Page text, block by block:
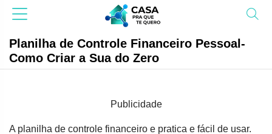
Planilha de Controle Financeiro Pessoal-
Como Criar a Sua do Zero
Publicidade
A planilha de controle financeiro e pratica e fácil de usar.